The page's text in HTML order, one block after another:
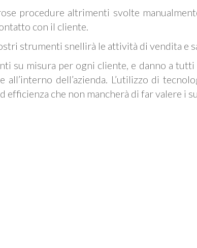
procedure altrimenti svolte
con il cliente.
strumenti snellirà le attività di vendita e
su misura per ogni cliente, e danno a
dell’azienda. L’utilizzo di
efficienza che non mancherà di far valere